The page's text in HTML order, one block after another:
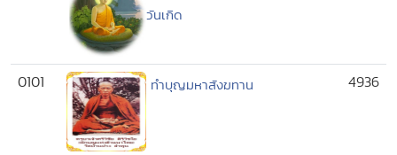
วันเกิด
0101 ทำบุญมหาสังฆทาน 4936